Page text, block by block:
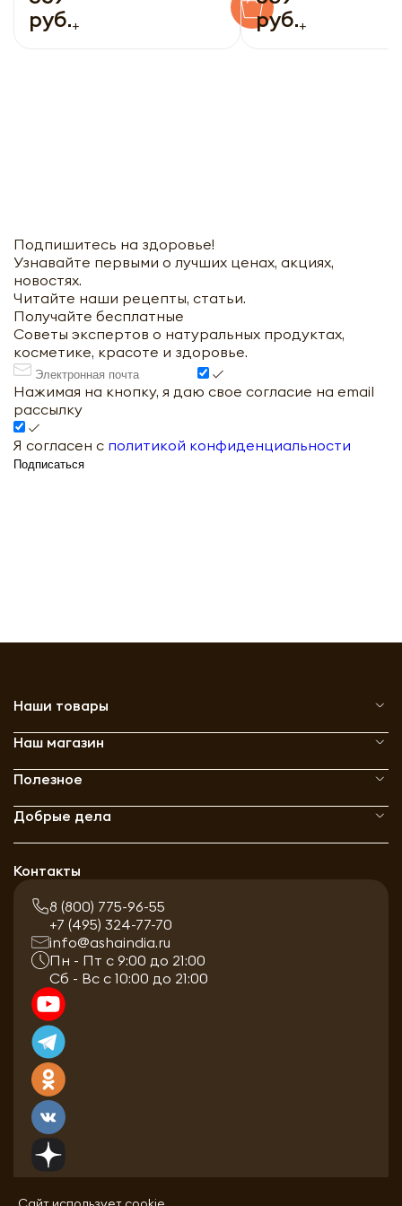
руб.+
руб.+
Подпишитесь на здоровье!
Узнавайте первыми о лучших ценах, акциях,
новостях.
Читайте наши рецепты, статьи.
Получайте бесплатные
Советы экспертов о натуральных продуктах,
косметике, красоте и здоровье.
Нажимая на кнопку, я даю свое согласие на email
рассылку
Я согласен с политикой конфиденциальности
Подписаться
Наши товары
Наш магазин
Полезное
Добрые дела
Контакты
8 (800) 775-96-55
+7 (495) 324-77-70
info@ashaindia.ru
Пн - Пт с 9:00 до 21:00
Сб - Вс с 10:00 до 21:00